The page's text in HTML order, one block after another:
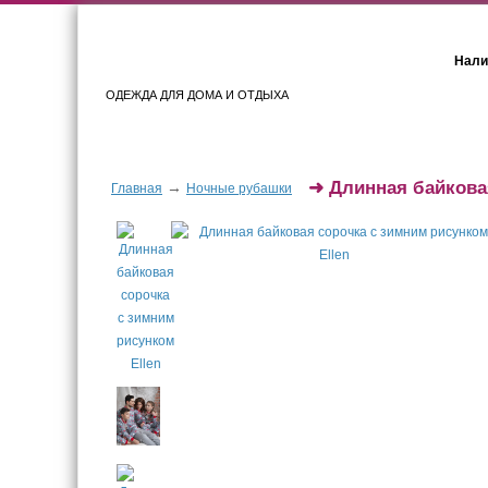
ОДЕЖДА ДЛЯ ДОМА И ОТДЫХА
Главная → Ночные рубашки ➜ Длинная